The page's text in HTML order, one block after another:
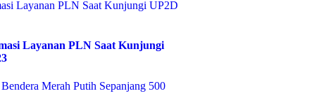
Layanan PLN Saat Kunjungi